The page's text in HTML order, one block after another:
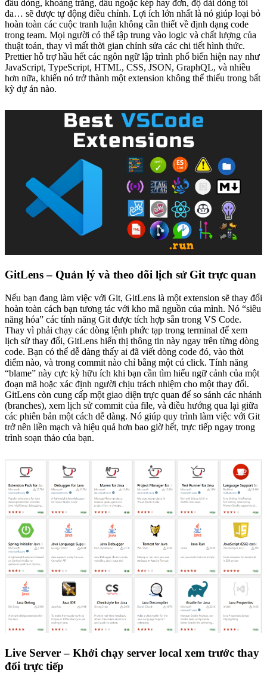
đầu dòng, khoảng trắng, dấu ngoặc kép hay đơn, độ dài dòng tối
đa… sẽ được tự động điều chỉnh. Lợi ích lớn nhất là nó giúp loại bỏ
hoàn toàn các cuộc tranh luận không cần thiết về định dạng code
trong team. Mọi người có thể tập trung vào logic và chất lượng của
thuật toán, thay vì mất thời gian chỉnh sửa các chi tiết hình thức.
Prettier hỗ trợ hầu hết các ngôn ngữ lập trình phổ biến hiện nay như
JavaScript, TypeScript, HTML, CSS, JSON, GraphQL, và nhiều
hơn nữa, khiến nó trở thành một extension không thể thiếu trong bất
kỳ dự án nào.
GitLens – Quản lý và theo dõi lịch sử Git trực quan
Nếu bạn đang làm việc với Git, GitLens là một extension sẽ thay đổi
hoàn toàn cách bạn tương tác với kho mã nguồn của mình. Nó “siêu
năng hóa” các tính năng Git được tích hợp sẵn trong VS Code.
Thay vì phải chạy các dòng lệnh phức tạp trong terminal để xem
lịch sử thay đổi, GitLens hiển thị thông tin này ngay trên từng dòng
code. Bạn có thể dễ dàng thấy ai đã viết dòng code đó, vào thời
điểm nào, và trong commit nào chỉ bằng một cú click. Tính năng
“blame” này cực kỳ hữu ích khi bạn cần tìm hiểu ngữ cảnh của một
đoạn mã hoặc xác định người chịu trách nhiệm cho một thay đổi.
GitLens còn cung cấp một giao diện trực quan để so sánh các nhánh
(branches), xem lịch sử commit của file, và điều hướng qua lại giữa
các phiên bản một cách dễ dàng. Nó giúp quy trình làm việc với Git
trở nên liền mạch và hiệu quả hơn bao giờ hết, trực tiếp ngay trong
trình soạn thảo của bạn.
Live Server – Khởi chạy server local xem trước thay
đổi trực tiếp